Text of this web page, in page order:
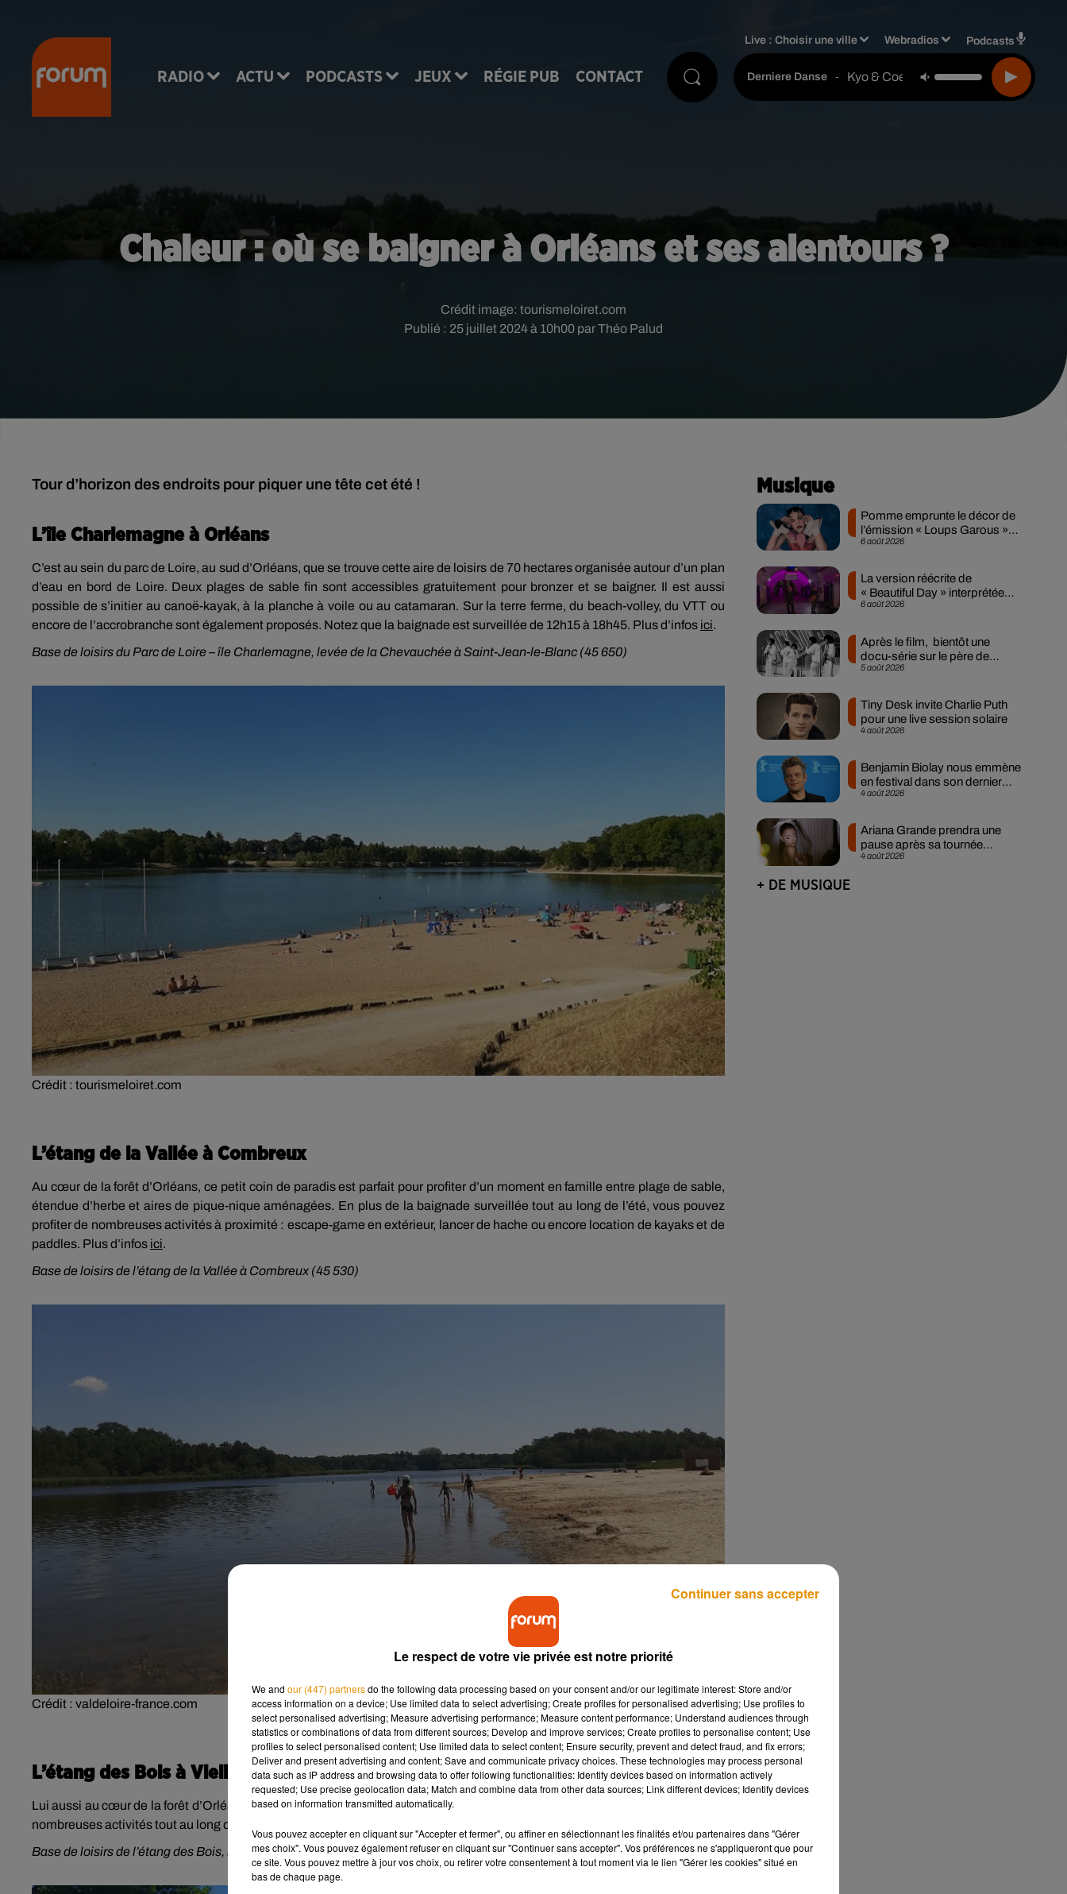
RADIO ACTU PODCASTS JEUX RÉGIE PUB CONTACT
Live :Choisir une ville Webradios Podcasts
Derniere Danse - Kyo & Coeur De Pirate
Chaleur : où se baigner à Orléans et ses alentours ?
Publié : 25 juillet 2024 à 10h00 par Théo Palud
Crédit image: tourismeloiret.com
Tour d’horizon des endroits pour piquer une tête cet été !
L’île Charlemagne à Orléans
C’est au sein du parc de Loire, au sud d’Orléans, que se trouve cette aire de loisirs de 70 hectares organisée autour d’un plan
d’eau en bord de Loire. Deux plages de sable fin sont accessibles gratuitement pour bronzer et se baigner. Il est aussi
possible de s’initier au canoë-kayak, à la planche à voile ou au catamaran. Sur la terre ferme, du beach-volley, du VTT ou
encore de l’accrobranche sont également proposés. Notez que la baignade est surveillée de 12h15 à 18h45. Plus d’infos ici.
Base de loisirs du Parc de Loire – île Charlemagne, levée de la Chevauchée à Saint-Jean-le-Blanc (45 650)
Crédit : tourismeloiret.com
L’étang de la Vallée à Combreux
Au cœur de la forêt d’Orléans, ce petit coin de paradis est parfait pour profiter d’un moment en famille entre plage de sable,
étendue d’herbe et aires de pique-nique aménagées. En plus de la baignade surveillée tout au long de l’été, vous pouvez
profiter de nombreuses activités à proximité : escape-game en extérieur, lancer de hache ou encore location de kayaks et de
paddles. Plus d’infos ici.
Base de loisirs de l’étang de la Vallée à Combreux (45 530)
Crédit : valdeloire-france.com
L’étang des Bois à Vieilles-Maisons-sur-Joudry
Lui aussi au cœur de la forêt d’Orléans, l’étang des Bois à Vieilles-Maisons-sur-Joudry s’étend sur 16 hectares et propose de
nombreuses activités tout au long de l’été en plus de la baignade surveillée. Plus d’infos
Base de loisirs de l’étang des Bois, route d’Orléans à Vieilles-Maisons-sur-Joudry (45 260)
Musique
6 août 2026
Pomme emprunte le décor de
l’émission « Loups Garous »
pour son...
6 août 2026
La version réécrite de
« Beautiful Day » interprétée
lors des...
5 août 2026
Après le film, bientôt une
docu-série sur le père de
Michael Jackson
4 août 2026
Tiny Desk invite Charlie Puth
pour une live session solaire
4 août 2026
Benjamin Biolay nous emmène
en festival dans son dernier
clip
4 août 2026
Ariana Grande prendra une
pause après sa tournée
mondiale
+ DE MUSIQUE
Le respect de votre vie privée est notre priorité
We and our (447) partnersdo the following data processing based on your consent and/or our legitimate interest: Store and/or
access information on a device; Use limited data to select advertising; Create profiles for personalised advertising; Use profiles to
select personalised advertising; Measure advertising performance; Measure content performance; Understand audiences through
statistics or combinations of data from different sources; Develop and improve services; Create profiles to personalise content; Use
profiles to select personalised content; Use limited data to select content; Ensure security, prevent and detect fraud, and fix errors;
Deliver and present advertising and content; Save and communicate privacy choices. These technologies may process personal
data such as IP address and browsing data to offer following functionalities: Identify devices based on information actively
requested; Use precise geolocation data; Match and combine data from other data sources; Link different devices; Identify devices
based on information transmitted automatically.
Vous pouvez accepter en cliquant sur "Accepter et fermer", ou affiner en sélectionnant les finalités et/ou partenaires dans "Gérer
mes choix". Vous pouvez également refuser en cliquant sur "Continuer sans accepter". Vos préférences ne s'appliqueront que pour
ce site. Vous pouvez mettre à jour vos choix, ou retirer votre consentement à tout moment via le lien "Gérer les cookies" situé en
bas de chaque page.
Continuer sans accepter